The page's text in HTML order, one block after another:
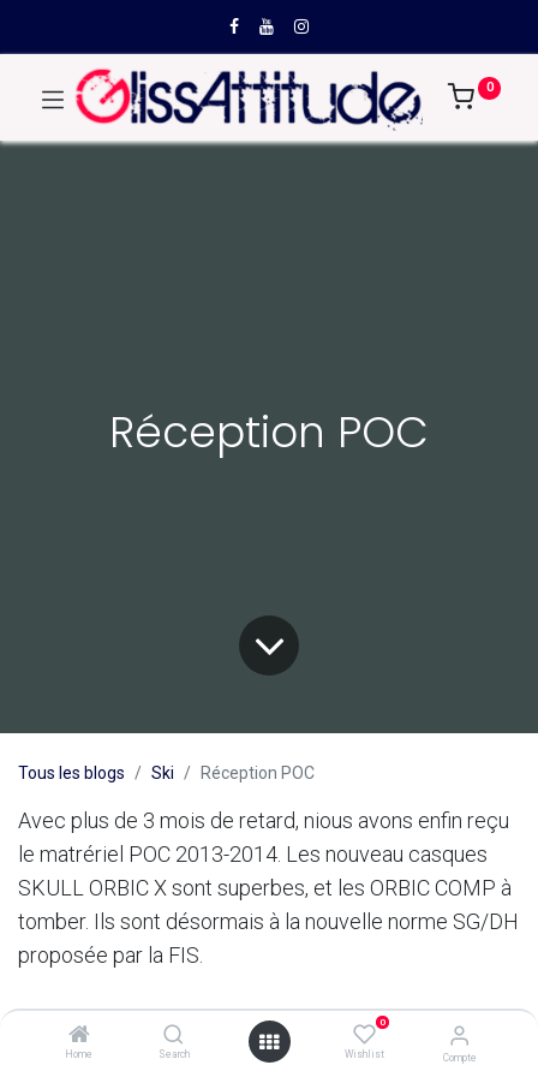
Home Search
0
Wishlist Compte
0
Réception POC
Tous les blogs Ski Réception POC
Avec plus de 3 mois de retard, nious avons enfin reçu
le matrériel POC 2013-2014. Les nouveau casques
SKULL ORBIC X sont superbes, et les ORBIC COMP à
tomber. Ils sont désormais à la nouvelle norme SG/DH
proposée par la FIS.
dansSki